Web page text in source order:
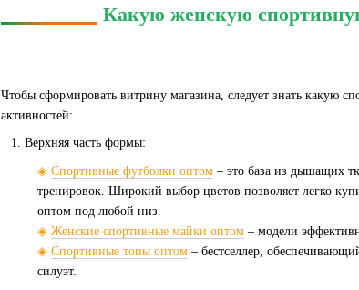
Какую женскую
Чтобы сформировать витрину магазина, следует знать какую
активностей:
Верхняя часть формы:
◈ Спортивные футболки оптом – это база из дышащих
тренировок. Широкий выбор цветов позволяет легко
оптом под любой низ.
◈ Женские спортивные майки оптом – модели
◈ Спортивные топы оптом – бестселлер,
силуэт.